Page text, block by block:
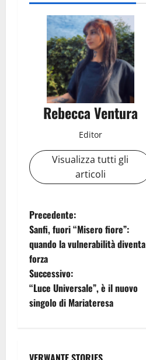
Rebecca Ventura
Editor
Visualizza tutti gli
articoli
N
a
v
i
Precedente:
Sanfi, fuori “Misero fiore”:
quando la vulnerabilità diventa
forza
Successivo:
“Luce Universale”, è il nuovo
singolo di Mariateresa